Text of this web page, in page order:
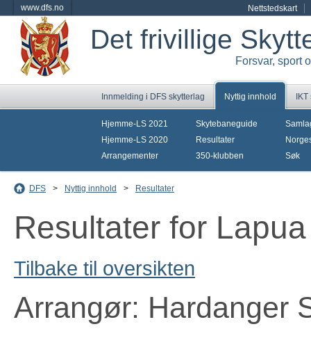
www.dfs.no Nettstedskart
Det frivillige
Forsvar, sport
Innmelding i DFS skytterlag Nyttig innhold
Hjemme-LS 2021
Hjemme-LS 2020
Arrangementer
Skytebaneguide
Resultater
350-klubben
Søk
DFS > Nyttig innhold > Resultater
Resultater for
Tilbake til oversikten
Arrangør: Hardanger